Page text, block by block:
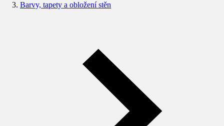
Barvy, tapety a obložení stěn